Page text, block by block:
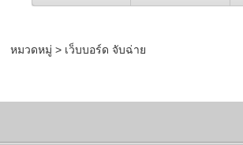
หมวดหมู่ > เว็บบอร์ด จับฉ่าย